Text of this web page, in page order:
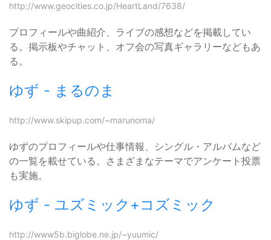
http://www.geocities.co.jp/HeartLand/7638/
プロフィールや曲紹介、ライブの感想などを掲載してい
る。掲示板やチャット、オフ会の写真ギャラリーなどもあ
る。
ゆず - まるのま
http://www.skipup.com/~marunoma/
ゆずのプロフィールや仕事情報、シングル・アルバムなど
の一覧を載せている。さまざまなテーマでアンケート投票
も実施。
ゆず - ユズミック+コズミック
http://www5b.biglobe.ne.jp/~yuumic/